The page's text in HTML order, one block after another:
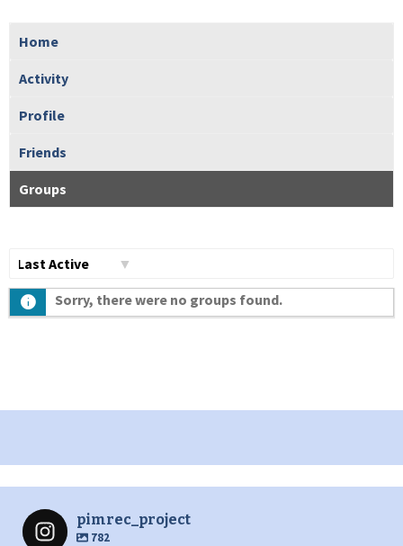
Home
Activity
Profile
Friends
Groups
по:
Sorry, there were no groups found.
pimrec_project
782